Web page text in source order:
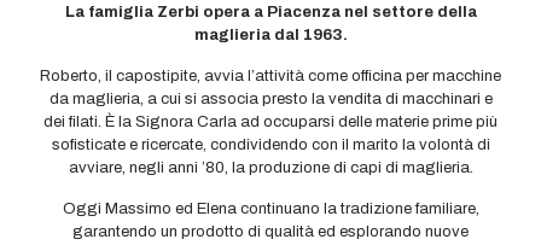
La famiglia Zerbi opera a Piacenza nel settore della
maglieria dal 1963.
Roberto, il capostipite, avvia l’attività come offi­cina per macchine
da maglieria, a cui si associa presto la vendita di macchinari e
dei filati. È la Signora Carla ad occuparsi delle materie prime più
sofisticate e ricercate, condividendo con il marito la volontà di
avviare, negli anni ’80, la produzione di capi di maglieria.
Oggi Massimo ed Elena continuano la tradizione familiare,
garantendo un prodotto di qualità ed esplorando nuove